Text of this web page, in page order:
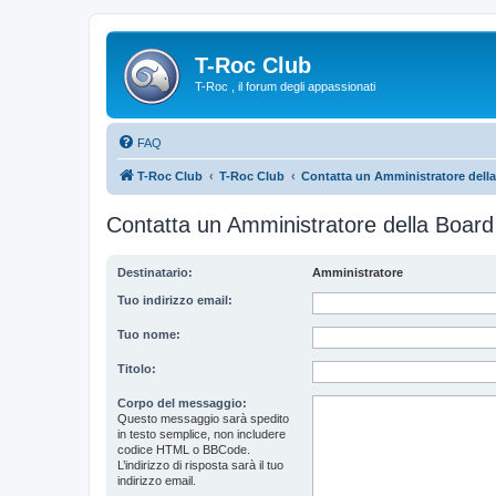
T-Roc Club
T-Roc , il forum degli appassionati
FAQ
T-Roc Club T-Roc Club Contatta un Amministratore
Contatta un Amministratore della Board
Destinatario: Amministratore
Tuo indirizzo email:
Tuo nome:
Titolo:
Corpo del messaggio:
Questo messaggio sarà spedito
in testo semplice, non includere
codice HTML o BBCode.
L’indirizzo di risposta sarà il tuo
indirizzo email.